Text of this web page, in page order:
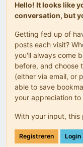
Hello! It looks like
conversation, but
Getting fed up of
posts each visit?
you'll always come
before, and choose
(either via email, or
able to save
your appreciation to
With your input,
Registreren Login